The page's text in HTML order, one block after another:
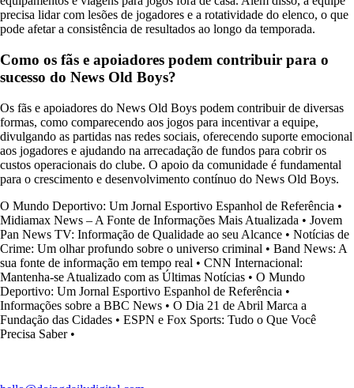
precisa lidar com lesões de jogadores e a rotatividade do elenco, o que
pode afetar a consistência de resultados ao longo da temporada.
Como os fãs e apoiadores podem contribuir para o
sucesso do News Old Boys?
Os fãs e apoiadores do News Old Boys podem contribuir de diversas
formas, como comparecendo aos jogos para incentivar a equipe,
divulgando as partidas nas redes sociais, oferecendo suporte emocional
aos jogadores e ajudando na arrecadação de fundos para cobrir os
custos operacionais do clube. O apoio da comunidade é fundamental
para o crescimento e desenvolvimento contínuo do News Old Boys.
O Mundo Deportivo: Um Jornal Esportivo Espanhol de Referência •
Midiamax News – A Fonte de Informações Mais Atualizada • Jovem
Pan News TV: Informação de Qualidade ao seu Alcance • Notícias de
Crime: Um olhar profundo sobre o universo criminal • Band News: A
sua fonte de informação em tempo real • CNN Internacional:
Mantenha-se Atualizado com as Últimas Notícias • O Mundo
Deportivo: Um Jornal Esportivo Espanhol de Referência •
Informações sobre a BBC News • O Dia 21 de Abril Marca a
Fundação das Cidades • ESPN e Fox Sports: Tudo o Que Você
Precisa Saber•